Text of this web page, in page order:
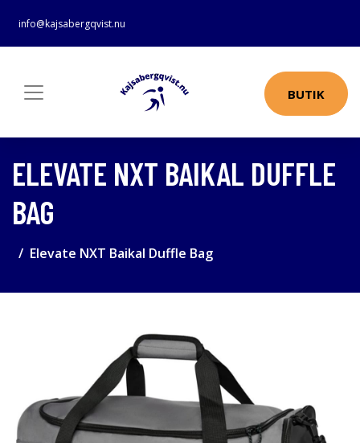
info@kajsabergqvist.nu
BUTIK
ELEVATE NXT BAIKAL DUFFLE
BAG
Elevate NXT Baikal Duffle Bag